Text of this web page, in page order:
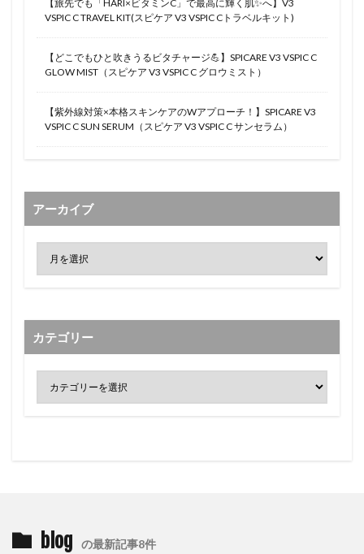
【旅先でも「HARI×ビタミンC」で最高に輝く肌✨へ】V3
VSPIC C TRAVEL KIT(スピケア V3 VSPIC Cトラベルキット)
【どこでもひと吹きうるビタチャージ💪】SPICARE V3 VSPIC C
GLOW MIST（スピケア V3 VSPIC C グロウミスト）
【紫外線対策×本格スキンケアのWアプローチ！】SPICARE V3
VSPIC C SUN SERUM（スピケア V3 VSPIC C サンセラム）
アーカイブ
カテゴリー
blog の最新記事8件